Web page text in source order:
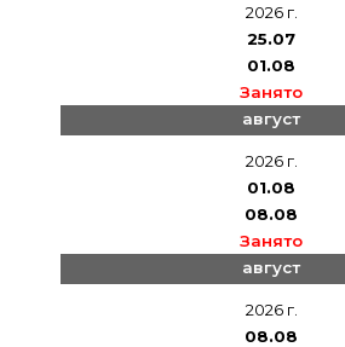
2026 г.
25.07
01.08
Занято
август
2026 г.
01.08
08.08
Занято
август
2026 г.
08.08